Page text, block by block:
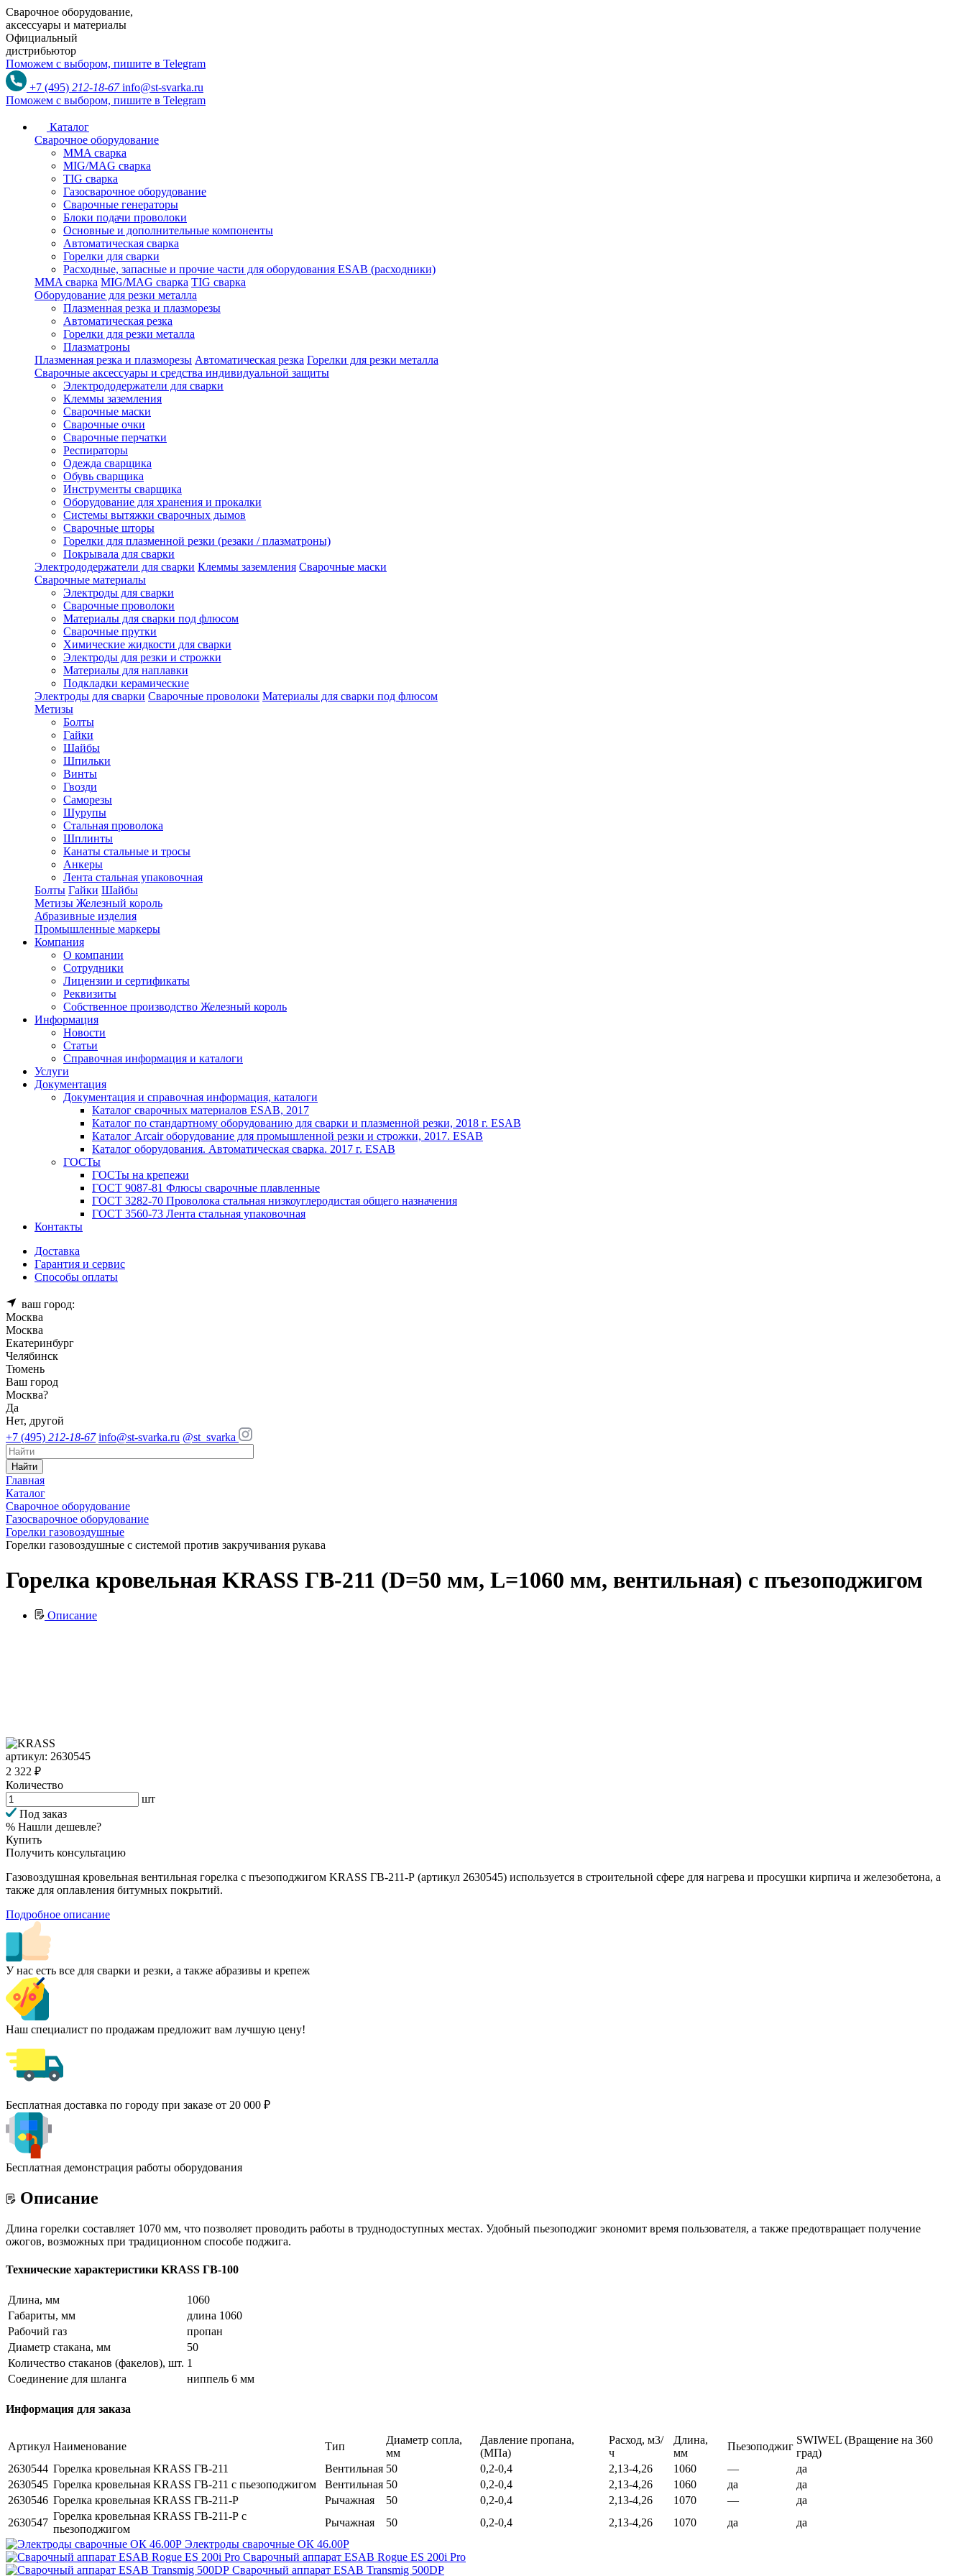
Сварочное оборудование,
аксессуары и материалы
Официальный
дистрибьютор
Поможем с выбором, пишите в Telegram
+7 (495) 212-18-67 info@st-svarka.ru
Поможем с выбором, пишите в Telegram
Каталог
Сварочное оборудование
MMA сварка
MIG/MAG сварка
TIG сварка
Газосварочное оборудование
Сварочные генераторы
Блоки подачи проволоки
Основные и дополнительные компоненты
Автоматическая сварка
Горелки для сварки
Расходные, запасные и прочие части для оборудования ESAB (расходники)
MMA сварка MIG/MAG сварка TIG сварка
Оборудование для резки металла
Плазменная резка и плазморезы
Автоматическая резка
Горелки для резки металла
Плазматроны
Плазменная резка и плазморезы Автоматическая резка Горелки для резки металла
Сварочные аксессуары и средства индивидуальной защиты
Электрододержатели для сварки
Клеммы заземления
Сварочные маски
Сварочные очки
Сварочные перчатки
Респираторы
Одежда сварщика
Обувь сварщика
Инструменты сварщика
Оборудование для хранения и прокалки
Системы вытяжки сварочных дымов
Сварочные шторы
Горелки для плазменной резки (резаки / плазматроны)
Покрывала для сварки
Электрододержатели для сварки Клеммы заземления Сварочные маски
Сварочные материалы
Электроды для сварки
Сварочные проволоки
Материалы для сварки под флюсом
Сварочные прутки
Химические жидкости для сварки
Электроды для резки и строжки
Материалы для наплавки
Подкладки керамические
Электроды для сварки Сварочные проволоки Материалы для сварки под флюсом
Метизы
Болты
Гайки
Шайбы
Шпильки
Винты
Гвозди
Саморезы
Шурупы
Стальная проволока
Шплинты
Канаты стальные и тросы
Анкеры
Лента стальная упаковочная
Болты Гайки Шайбы
Метизы Железный король
Абразивные изделия
Промышленные маркеры
Компания
О компании
Сотрудники
Лицензии и сертификаты
Реквизиты
Собственное производство Железный король
Информация
Новости
Статьи
Справочная информация и каталоги
Услуги
Документация
Документация и справочная информация, каталоги
Каталог сварочных материалов ESAB, 2017
Каталог по стандартному оборудованию для сварки и плазменной резки, 2018 г. ESAB
Каталог Arcair оборудование для промышленной резки и строжки, 2017. ESAB
Каталог оборудования. Автоматическая сварка. 2017 г. ESAB
ГОСТы
ГОСТы на крепежи
ГОСТ 9087-81 Флюсы сварочные плавленные
ГОСТ 3282-70 Проволока стальная низкоуглеродистая общего назначения
ГОСТ 3560-73 Лента стальная упаковочная
Контакты
Доставка
Гарантия и сервис
Способы оплаты
ваш город:
Москва
Москва
Екатеринбург
Челябинск
Тюмень
Ваш город
Москва?
Да
Нет, другой
+7 (495) 212-18-67 info@st-svarka.ru @st_svarka
Найти
Главная
Каталог
Сварочное оборудование
Газосварочное оборудование
Горелки газовоздушные
Горелки газовоздушные с системой против закручивания рукава
Горелка кровельная KRASS ГВ-211 (D=50 мм, L=1060 мм, вентильная) с пъезоподжигом
Описание
артикул: 2630545
2 322 ₽
Количество
шт
Под заказ
% Нашли дешевле?
Купить
Получить консультацию
Газовоздушная кровельная вентильная горелка с пъезоподжигом KRASS ГВ-211-Р (артикул 2630545) используется в строительной сфере для нагрева и просушки кирпича и железобетона, а
также для оплавления битумных покрытий.
Подробное описание
У нас есть все для сварки и резки, а также абразивы и крепеж
Наш специалист по продажам предложит вам лучшую цену!
Бесплатная доставка по городу при заказе от 20 000 ₽
Бесплатная демонстрация работы оборудования
Описание
Длина горелки составляет 1070 мм, что позволяет проводить работы в труднодоступных местах. Удобный пьезоподжиг экономит время пользователя, а также предотвращает получение
ожогов, возможных при традиционном способе поджига.
Технические характеристики KRASS ГВ-100
Длина, мм
1060
Габариты, мм
длина 1060
Рабочий газ
пропан
Диаметр стакана, мм
50
Количество стаканов (факелов), шт. 1
Соединение для шланга
ниппель 6 мм
Информация для заказа
Артикул Наименование Тип
Диаметр сопла,
мм
Давление пропана,
(МПа)
Расход, м3/
ч
Длина,
мм
Пьезоподжиг
SWIWEL (Вращение на 360
град)
2630544 Горелка кровельная KRASS ГВ-211 Вентильная 50 0,2-0,4 2,13-4,26 1060 —
да
2630545 Горелка кровельная KRASS ГВ-211 с пьезоподжигом Вентильная 50 0,2-0,4 2,13-4,26 1060 да
да
2630546 Горелка кровельная KRASS ГВ-211-Р Рычажная 50 0,2-0,4 2,13-4,26 1070 —
да
2630547
Горелка кровельная KRASS ГВ-211-Р с
пьезоподжигом
Рычажная 50 0,2-0,4 2,13-4,26 1070 да
да
Электроды сварочные ОК 46.00Р
Сварочный аппарат ESAB Rogue ES 200i Pro
Сварочный аппарат ESAB Transmig 500DP